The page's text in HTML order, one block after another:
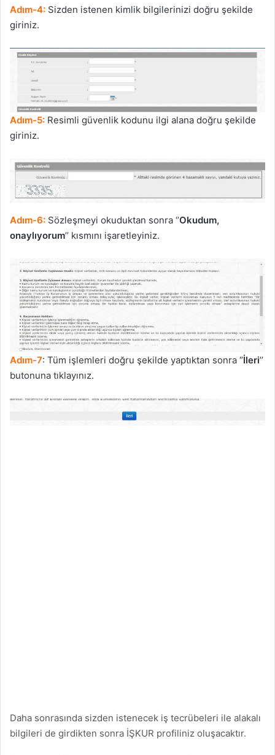
Adım-4: Sizden istenen kimlik bilgilerinizi doğru şekilde
giriniz.
Adım-5: Resimli güvenlik kodunu ilgi alana doğru şekilde
giriniz.
Adım-6: Sözleşmeyi okuduktan sonra ‘’Okudum,
onaylıyorum’’ kısmını işaretleyiniz.
Adım-7: Tüm işlemleri doğru şekilde yaptıktan sonra ‘’İleri’’
butonuna tıklayınız.
Daha sonrasında sizden istenecek iş tecrübeleri ile alakalı
bilgileri de girdikten sonra İŞKUR profiliniz oluşacaktır.